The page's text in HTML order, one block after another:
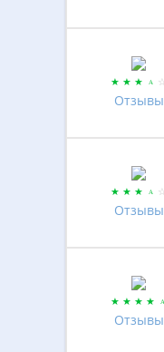
Отзывы
Отзывы
Отзывы